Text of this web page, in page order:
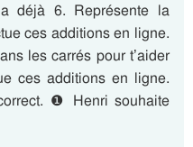
déjà 6. Représente la
ces additions en ligne.
les carrés pour t’aider
ces additions en ligne.
❶ Henri souhaite